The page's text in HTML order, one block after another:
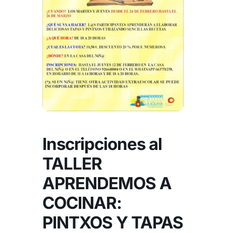
Inscripciones al
TALLER
APRENDEMOS A
COCINAR:
PINTXOS Y TAPAS